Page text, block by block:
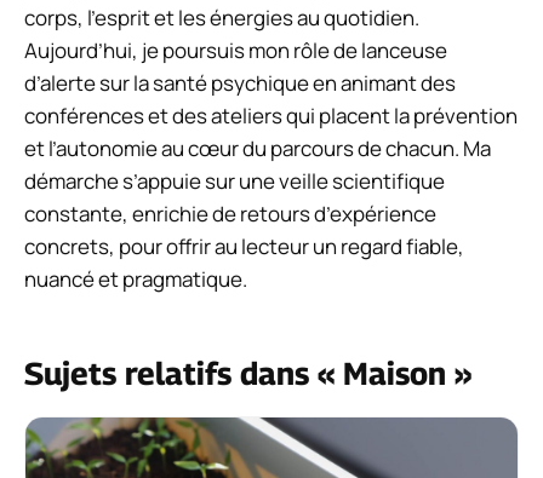
corps, l’esprit et les énergies au quotidien.
Aujourd’hui, je poursuis mon rôle de lanceuse
d’alerte sur la santé psychique en animant des
conférences et des ateliers qui placent la prévention
et l’autonomie au cœur du parcours de chacun. Ma
démarche s’appuie sur une veille scientifique
constante, enrichie de retours d’expérience
concrets, pour offrir au lecteur un regard fiable,
nuancé et pragmatique.
Sujets relatifs dans « Maison »